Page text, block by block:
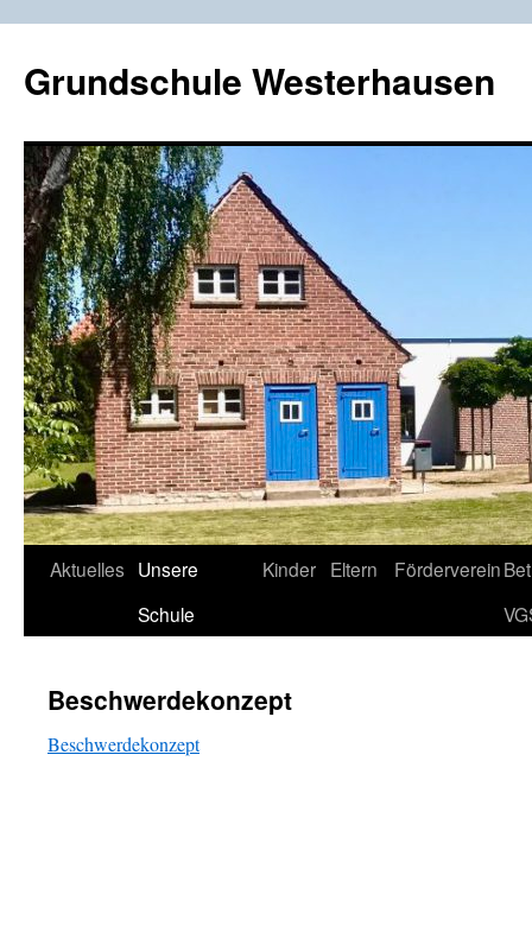
springen
Grundschule Westerhausen
Aktuelles Unsere
Schule
Kinder Eltern Förderverein
Beschwerdekonzept
Beschwerdekonzept